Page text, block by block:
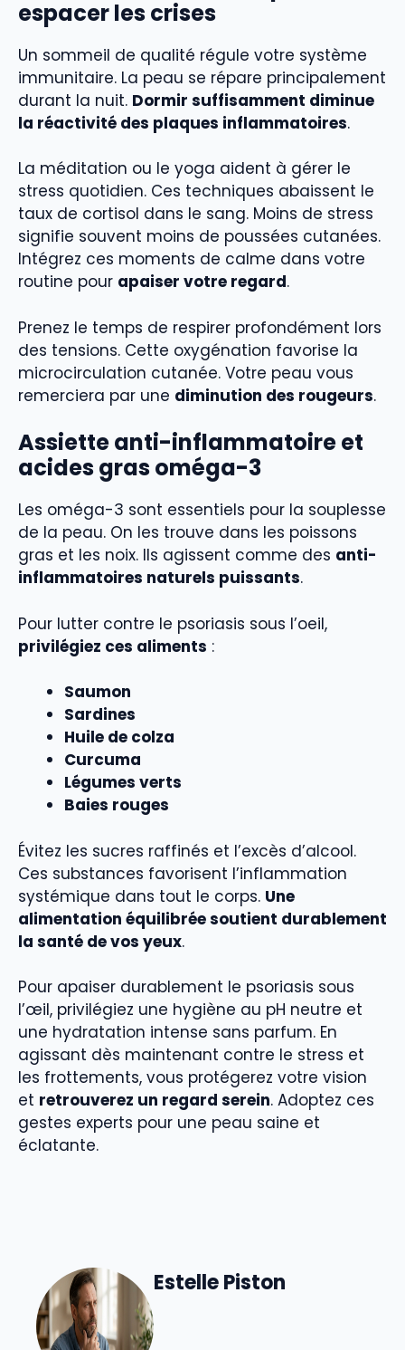
espacer les crises
Un sommeil de qualité régule votre système
immunitaire. La peau se répare principalement
durant la nuit. Dormir suffisamment diminue
la réactivité des plaques inflammatoires.
La méditation ou le yoga aident à gérer le
stress quotidien. Ces techniques abaissent le
taux de cortisol dans le sang. Moins de stress
signifie souvent moins de poussées cutanées.
Intégrez ces moments de calme dans votre
routine pour apaiser votre regard.
Prenez le temps de respirer profondément lors
des tensions. Cette oxygénation favorise la
microcirculation cutanée. Votre peau vous
remerciera par une diminution des rougeurs.
Assiette anti-inflammatoire et
acides gras oméga-3
Les oméga-3 sont essentiels pour la souplesse
de la peau. On les trouve dans les poissons
gras et les noix. Ils agissent comme des anti-
inflammatoires naturels puissants.
Pour lutter contre le psoriasis sous l’oeil,
privilégiez ces aliments :
Saumon
Sardines
Huile de colza
Curcuma
Légumes verts
Baies rouges
Évitez les sucres raffinés et l’excès d’alcool.
Ces substances favorisent l’inflammation
systémique dans tout le corps. Une
alimentation équilibrée soutient durablement
la santé de vos yeux.
Pour apaiser durablement le psoriasis sous
l’œil, privilégiez une hygiène au pH neutre et
une hydratation intense sans parfum. En
agissant dès maintenant contre le stress et
les frottements, vous protégerez votre vision
et retrouverez un regard serein. Adoptez ces
gestes experts pour une peau saine et
éclatante.
Estelle Piston